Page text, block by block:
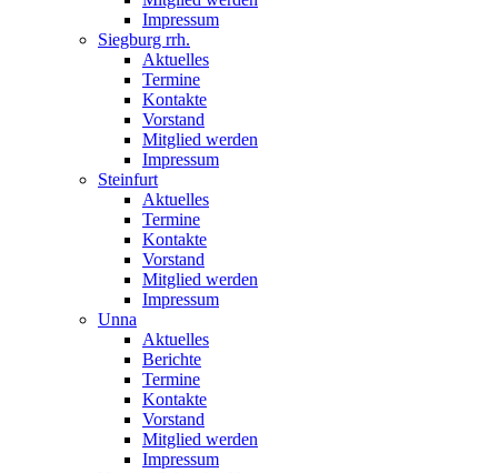
Impressum
Siegburg rrh.
Aktuelles
Termine
Kontakte
Vorstand
Mitglied werden
Impressum
Steinfurt
Aktuelles
Termine
Kontakte
Vorstand
Mitglied werden
Impressum
Unna
Aktuelles
Berichte
Termine
Kontakte
Vorstand
Mitglied werden
Impressum